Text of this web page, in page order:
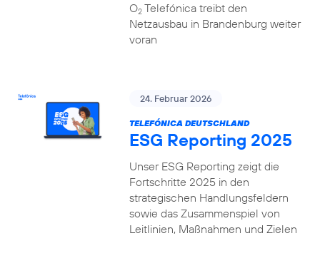
O2Telefónica treibt den
Netzausbau in Brandenburg weiter
voran
24. Februar 2026
TELEFÓNICA DEUTSCHLAND
ESG Reporting 2025
Unser ESG Reporting zeigt die
Fortschritte 2025 in den
strategischen Handlungsfeldern
sowie das Zusammenspiel von
Leitlinien, Maßnahmen und Zielen